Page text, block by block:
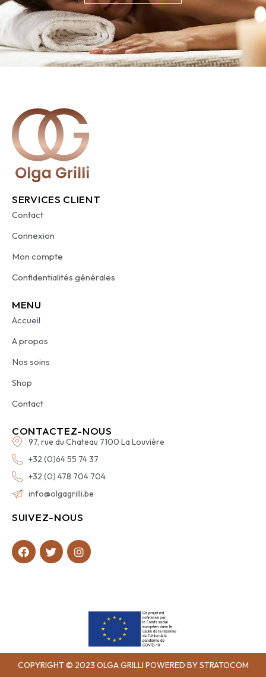
SERVICES CLIENT
Contact
Connexion
Mon compte
Confidentialités générales
MENU
Accueil
A propos
Nos soins
Shop
Contact
CONTACTEZ-NOUS
97, rue du Chateau 7100 La Louvière
+32 (0)64 55 74 37
+32 (0) 478 704 704
info@olgagrilli.be
SUIVEZ-NOUS
COPYRIGHT © 2023 OLGA GRILLI POWERED BY STRATOCOM